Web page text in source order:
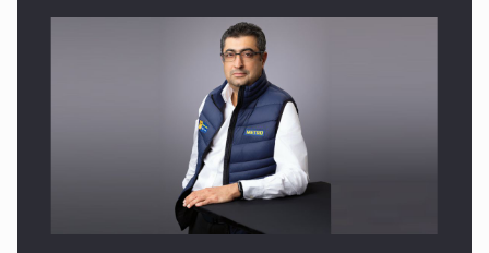
Producatorii si comerciantii care nu se supun noilor